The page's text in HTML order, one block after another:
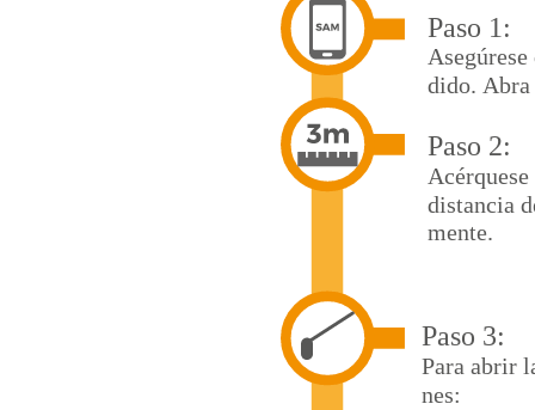
Paso 1:
dido.
Paso 2:
distancia
mente.
Paso 3:
Para abrir
nes: